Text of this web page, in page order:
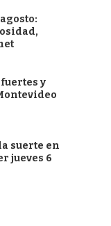
y
suerte en
jueves 6